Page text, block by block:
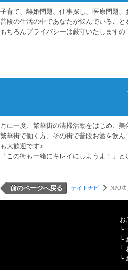
子育て、離婚問題、仕事探し、医療問題
普段の生活の中であなたが悩んでいるこ
もちろんプライバシーは厳守いたします
月に一度、繁華街の清掃活動をはじめ、美
繁華街で働く方、その街で普段お酒を飲
も大歓迎です♪
「この街も一緒にキレイにしようよ！」と
前のページへ戻る ナイトナビ NPO
お
└
└
└
└